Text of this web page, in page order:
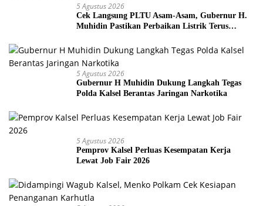
5 Agustus 2026
Cek Langsung PLTU Asam-Asam, Gubernur H.
Muhidin Pastikan Perbaikan Listrik Terus
5 Agustus 2026
Gubernur H Muhidin Dukung Langkah Tegas
Polda Kalsel Berantas Jaringan Narkotika
5 Agustus 2026
Pemprov Kalsel Perluas Kesempatan Kerja
Lewat Job Fair 2026